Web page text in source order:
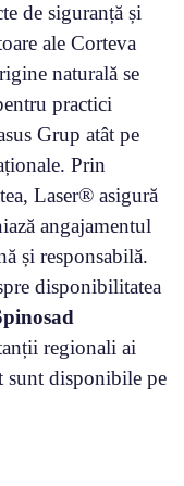
de siguranță și
ale Corteva
naturală se
practici
Grup atât pe
Prin
Laser® asigură
angajamentul
și responsabilă.
disponibilitatea
regionali ai
sunt disponibile pe